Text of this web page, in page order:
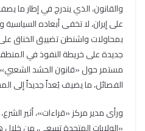
والقانون، الذي يندرج في إطار ما
على إيران، لا تخفى أبعاده السياسية
بمحاولات واشنطن تضييق الخناق
جديدة على خريطة النفوذ في
مستمر حول «قانون الحشد
الفصائل، ما يضيف بُعداً جديداً إلى
ورأى مدير مركز «قراءات»، أثير